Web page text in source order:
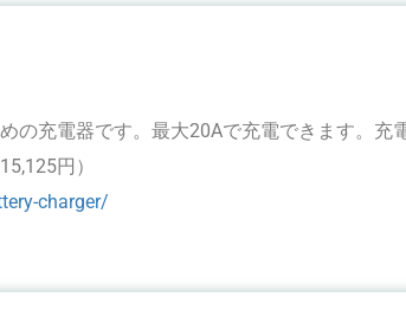
の充電器です。最大20Aで充電できます。充
円）
charger/